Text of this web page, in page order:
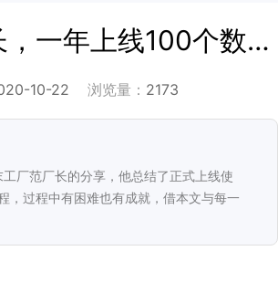
走在数智化前沿的范厂长，一年上线100个数字化流程
10-22 浏览量： 2173
厂范厂长的分享，他总结了正式上线使
，过程中有困难也有成就，借本文与每一